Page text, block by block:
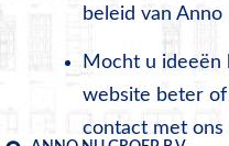
beleid van
Mocht u ideeën
website beter
contact met ons